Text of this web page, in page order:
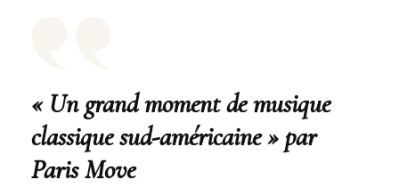
« Un grand moment de musique
classique sud-américaine » par
Paris Move